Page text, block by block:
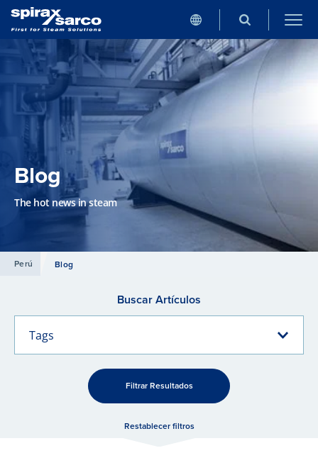
Blog
The hot news in steam
Perú Blog
Buscar Artículos
Tags
Filtrar Resultados
Restablecer filtros